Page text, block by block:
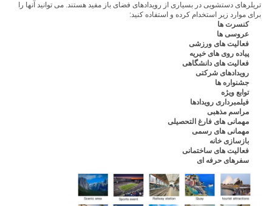
تریلرهای دستشویی در بسیاری از رویدادهای فضای باز مفید هستند. می توانید آنها را
برای موارد زیر استخدام کرده و استفاده کنید:
کنسرت ها
عروسی ها
فعالیت های ورزشی
پیاده روی های خیریه
فعالیت های دانشگاهی
رویدادهای شرکتی
جشنواره ها
توابع ویژه
فیلمبرداری رویدادها
مراسم مذهبی
مهمانی های فارغ التحصیلی
مهمانی های رسمی
بازسازی خانه
فعالیت های ساختمانی
سفرهای حرفه ای